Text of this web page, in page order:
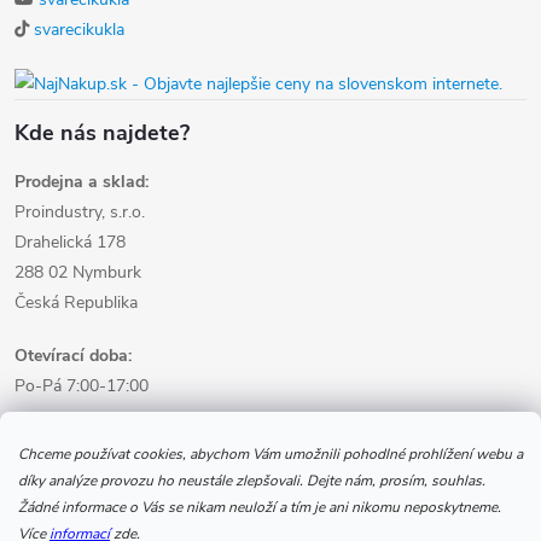
Chceme používat cookies, abychom Vám umožnili pohodlné prohlížení webu a
díky analýze provozu ho neustále zlepšovali. Dejte nám, prosím, souhlas.
Žádné informace o Vás se nikam neuloží a tím je ani nikomu neposkytneme.
Víceinformacízde.
svarecikukla
Kde nás najdete?
Prodejna a sklad:
Proindustry, s.r.o.
Drahelická 178
288 02 Nymburk
Česká Republika
Otevírací doba:
Po-Pá 7:00-17:00
Informace pro nákup
Informace pro Vás